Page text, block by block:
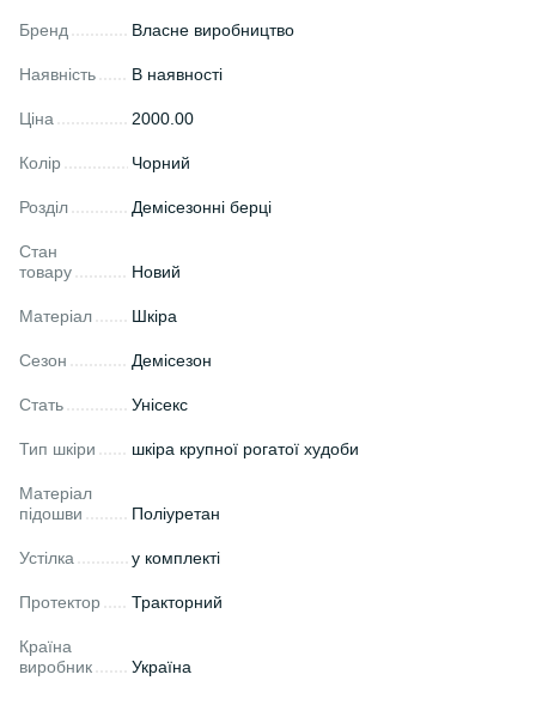
Бренд Власне виробництво
Наявність В наявності
Ціна 2000.00
Колір Чорний
Розділ Демісезонні берці
Стан
товару
Новий
Матеріал Шкіра
Сезон Демісезон
Стать Унісекс
Тип шкіри шкіра крупної рогатої худоби
Матеріал
підошви
Поліуретан
Устілка у комплекті
Протектор Тракторний
Країна
виробник
Україна